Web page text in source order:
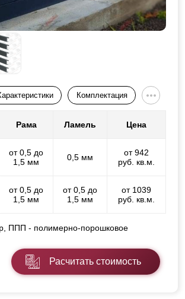
Комплектация
Рама Ламель Цена
от 0,5 до
1,5 мм
0,5 мм
от 942
руб. кв.м.
от 0,5 до
1,5 мм
от 0,5 до
1,5 мм
от 1039
руб. кв.м.
ППП - полимерно-порошковое
Расчитать стоимость